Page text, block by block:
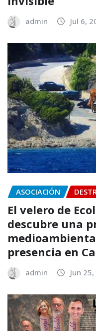
admin Jul 6,
ASOCIACIÓN
El velero de
descubre una
presencia en
admin Jun